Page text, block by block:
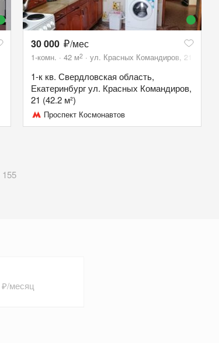
30 000 /мес
1-комн. 42 м2 ул. Красных Командиров, 21
1-к кв. Свердловская область,
Екатеринбург ул. Красных Командиров,
21 (42.2 м²)
Проспект Космонавтов
155
₽/месяц